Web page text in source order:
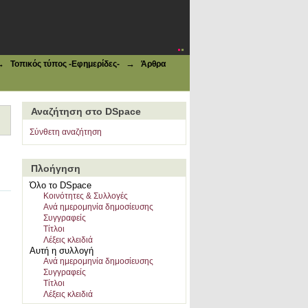
Τοπικός τύπος -Εφημερίδες- →
Άρθρα
Αναζήτηση στο DSpace
Σύνθετη αναζήτηση
Πλοήγηση
Όλο το DSpace
Κοινότητες & Συλλογές
Ανά ημερομηνία δημοσίευσης
Συγγραφείς
Τίτλοι
Λέξεις κλειδιά
Αυτή η συλλογή
Ανά ημερομηνία δημοσίευσης
Συγγραφείς
Τίτλοι
Λέξεις κλειδιά